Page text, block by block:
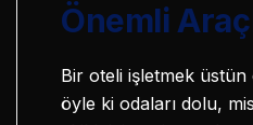
Önemli
Bir oteli işletmek
öyle ki odaları dolu,